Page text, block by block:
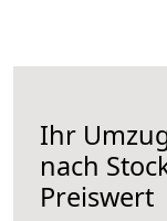
Ihr
nach
Preiswert